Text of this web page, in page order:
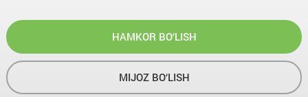
HAMKOR BO‘LISH
MIJOZ BO‘LISH